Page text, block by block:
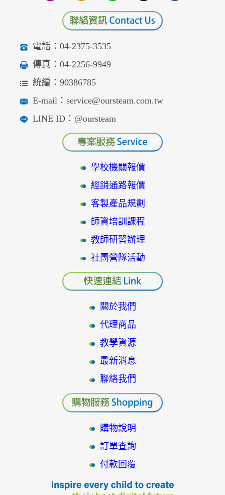
電話：04-2375-3535
傳真：04-2256-9949
統編：90386785
E-mail：service@oursteam.com.tw
LINE ID：@oursteam
學校機關報價
經銷通路報價
客製產品規劃
師資培訓課程
教師研習辦理
社團營隊活動
關於我們
代理商品
教學資源
最新消息
聯絡我們
購物說明
訂單查詢
付款回覆